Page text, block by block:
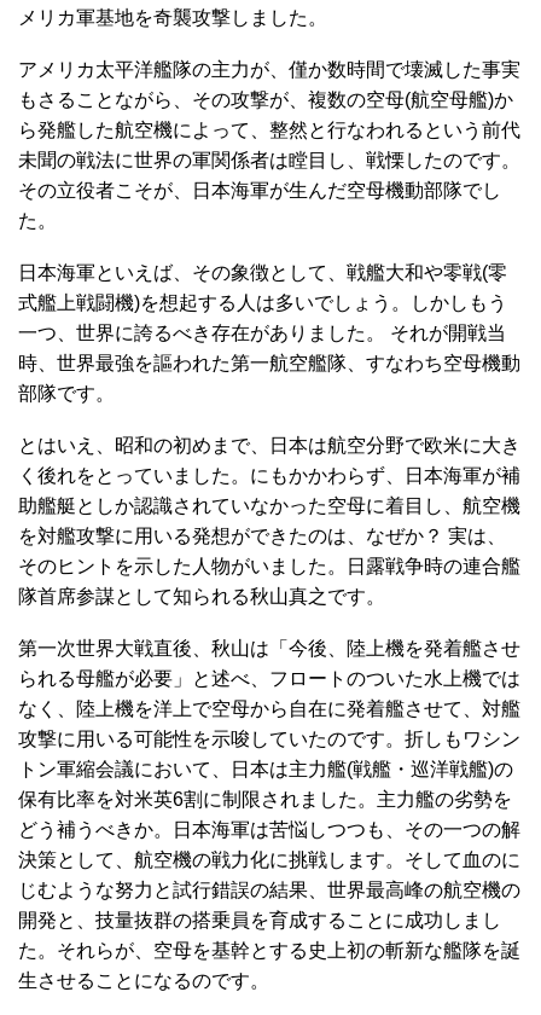
メリカ軍基地を奇襲攻撃しました。
アメリカ太平洋艦隊の主力が、僅か数時間で壊滅した事実
もさることながら、その攻撃が、複数の空母(航空母艦)か
ら発艦した航空機によって、整然と行なわれるという前代
未聞の戦法に世界の軍関係者は瞠目し、戦慄したのです。
その立役者こそが、日本海軍が生んだ空母機動部隊でし
た。
日本海軍といえば、その象徴として、戦艦大和や零戦(零
式艦上戦闘機)を想起する人は多いでしょう。しかしもう
一つ、世界に誇るべき存在がありました。 それが開戦当
時、世界最強を謳われた第一航空艦隊、すなわち空母機動
部隊です。
とはいえ、昭和の初めまで、日本は航空分野で欧米に大き
く後れをとっていました。にもかかわらず、日本海軍が補
助艦艇としか認識されていなかった空母に着目し、航空機
を対艦攻撃に用いる発想ができたのは、なぜか？ 実は、
そのヒントを示した人物がいました。日露戦争時の連合艦
隊首席参謀として知られる秋山真之です。
第一次世界大戦直後、秋山は「今後、陸上機を発着艦させ
られる母艦が必要」と述べ、フロートのついた水上機では
なく、陸上機を洋上で空母から自在に発着艦させて、対艦
攻撃に用いる可能性を示唆していたのです。折しもワシン
トン軍縮会議において、日本は主力艦(戦艦・巡洋戦艦)の
保有比率を対米英6割に制限されました。主力艦の劣勢を
どう補うべきか。日本海軍は苦悩しつつも、その一つの解
決策として、航空機の戦力化に挑戦します。そして血のに
じむような努力と試行錯誤の結果、世界最高峰の航空機の
開発と、技量抜群の搭乗員を育成することに成功しまし
た。それらが、空母を基幹とする史上初の斬新な艦隊を誕
生させることになるのです。